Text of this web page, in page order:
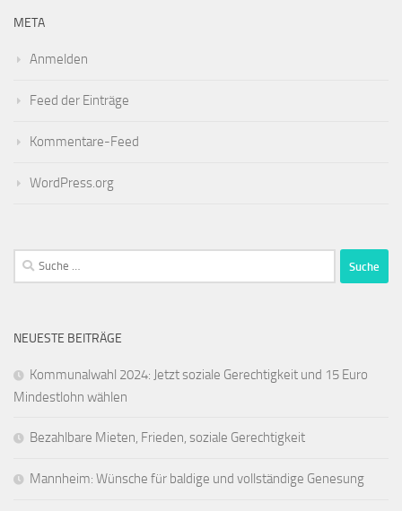
META
Anmelden
Feed der Einträge
Kommentare-Feed
WordPress.org
Suche
nach:
NEUESTE BEITRÄGE
Kommunalwahl 2024: Jetzt soziale Gerechtigkeit und 15 Euro
Mindestlohn wählen
Bezahlbare Mieten, Frieden, soziale Gerechtigkeit
Mannheim: Wünsche für baldige und vollständige Genesung